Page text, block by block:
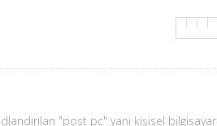
"post pc" yani kişisel bilgisayar